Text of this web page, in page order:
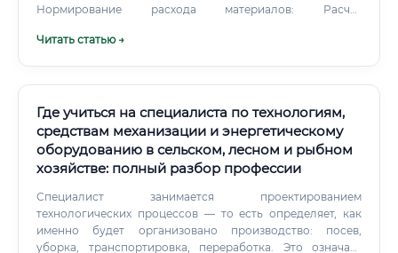
Нормирование расхода материалов: Расчет
лакокрасочных материалов, фурнитуры для
цикла, уменьшения количества брака и отходов.
Читать статью →
Где учиться на специалиста по технологиям,
средствам механизации и энергетическому
оборудованию в сельском, лесном и рыбном
хозяйстве: полный разбор профессии
Специалист занимается проектированием
технологических процессов — то есть определяет, как
именно будет организовано производство: посев,
уборка, транспортировка, переработка. Это означает